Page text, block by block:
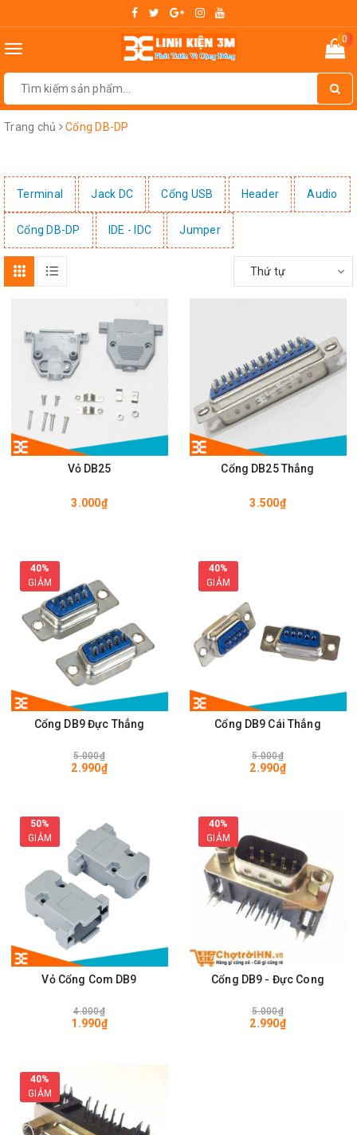
Toggle
0
Trang chủ Cổng DB-DP
Terminal Jack DC Cổng USB Header Audio
Cổng DB-DP IDE - IDC Jumper
Thứ tự
Vỏ DB25
3.000₫
Cổng DB25 Thẳng
3.500₫
40%
GIẢM
Cổng DB9 Đực Thẳng
5.000₫
2.990₫
40%
GIẢM
Cổng DB9 Cái Thẳng
5.000₫
2.990₫
50%
GIẢM
Vỏ Cổng Com DB9
4.000₫
1.990₫
40%
GIẢM
Cổng DB9 - Đực Cong
5.000₫
2.990₫
40%
GIẢM